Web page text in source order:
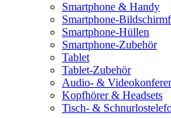
Smartphone & Handy
Smartphone-
Smartphone-Hüllen
Smartphone-Zubehör
Tablet
Tablet-Zubehör
Audio- &
Kopfhörer & Headsets
Tisch- &